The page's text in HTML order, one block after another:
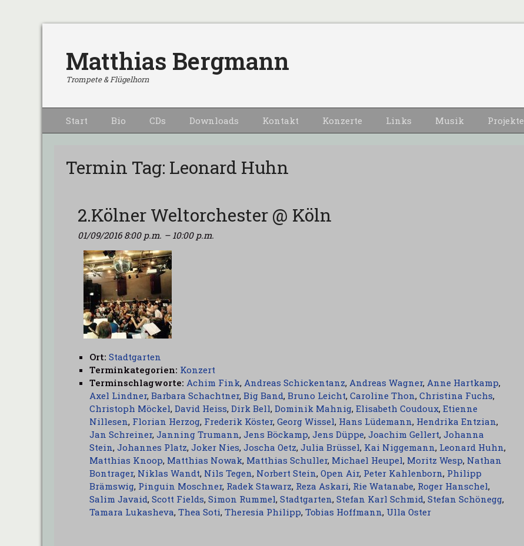
Matthias Bergmann
Trompete & Flügelhorn
Primärmenu
zum
Start Bio CDs Downloads Kontakt Konzerte Links Musik Projekte
Termin Tag: Leonard Huhn
2.Kölner Weltorchester @ Köln
01/09/2016 8:00 p.m. – 10:00 p.m.
Ort: Stadtgarten
Terminkategorien: Konzert
Terminschlagworte: Achim Fink, Andreas Schickentanz, Andreas Wagner, Anne Hartkamp,
Axel Lindner, Barbara Schachtner, Big Band, Bruno Leicht, Caroline Thon, Christina Fuchs,
Christoph Möckel, David Heiss, Dirk Bell, Dominik Mahnig, Elisabeth Coudoux, Etienne
Nillesen, Florian Herzog, Frederik Köster, Georg Wissel, Hans Lüdemann, Hendrika Entzian,
Jan Schreiner, Janning Trumann, Jens Böckamp, Jens Düppe, Joachim Gellert, Johanna
Stein, Johannes Platz, Joker Nies, Joscha Oetz, Julia Brüssel, Kai Niggemann, Leonard Huhn,
Matthias Knoop, Matthias Nowak, Matthias Schuller, Michael Heupel, Moritz Wesp, Nathan
Bontrager, Niklas Wandt, Nils Tegen, Norbert Stein, Open Air, Peter Kahlenborn, Philipp
Brämswig, Pinguin Moschner, Radek Stawarz, Reza Askari, Rie Watanabe, Roger Hanschel,
Salim Javaid, Scott Fields, Simon Rummel, Stadtgarten, Stefan Karl Schmid, Stefan Schönegg,
Tamara Lukasheva, Thea Soti, Theresia Philipp, Tobias Hoffmann, Ulla Oster